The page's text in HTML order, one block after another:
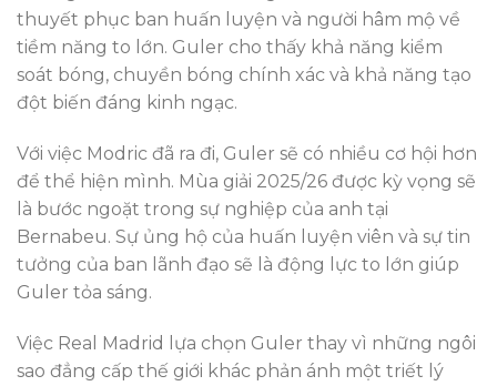
thuyết phục ban huấn luyện và người hâm mộ về
tiềm năng to lớn. Guler cho thấy khả năng kiểm
soát bóng, chuyền bóng chính xác và khả năng tạo
đột biến đáng kinh ngạc.
Với việc Modric đã ra đi, Guler sẽ có nhiều cơ hội hơn
để thể hiện mình. Mùa giải 2025/26 được kỳ vọng sẽ
là bước ngoặt trong sự nghiệp của anh tại
Bernabeu. Sự ủng hộ của huấn luyện viên và sự tin
tưởng của ban lãnh đạo sẽ là động lực to lớn giúp
Guler tỏa sáng.
Việc Real Madrid lựa chọn Guler thay vì những ngôi
sao đẳng cấp thế giới khác phản ánh một triết lý